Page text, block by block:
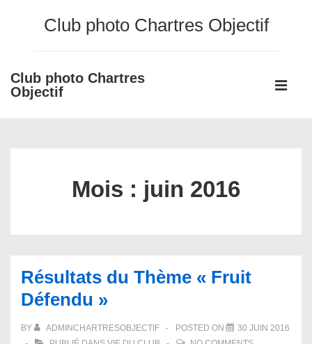
principal
Club photo Chartres Objectif
Club photo Chartres
Objectif
Main
Mois : juin 2016
Résultats du Thème « Fruit
Défendu »
BY ADMINCHARTRESOBJECTIF POSTED ON
30 JUIN 2016